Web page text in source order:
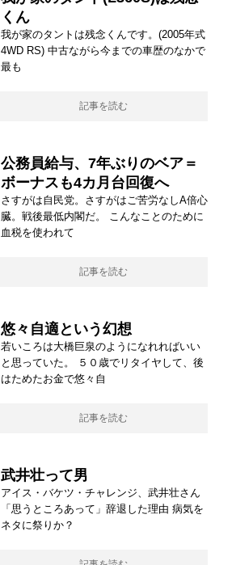
くん
我が家のタントは残念くんです。(2005年式
4WD RS) 中古ながら今までの車歴のなかで
最も
記事を読む
公務員給与、7年ぶりのベア＝
ボーナスも4カ月台回復へ
さすがは自民党。さすがはご苦労なしA倍心
臓。戦後最低内閣だ。 こんなことのために
血税を使われて
記事を読む
悠々自適という幻想
若いころは大橋巨泉のようになれればいい
と思っていた。 ５０歳でリタイヤして、後
はためたお金で悠々自
記事を読む
武井壮って男
アイス・バケツ・チャレンジ、武井壮さん
「思うところあって」辞退した理由 病気を
ネタに祭りか？